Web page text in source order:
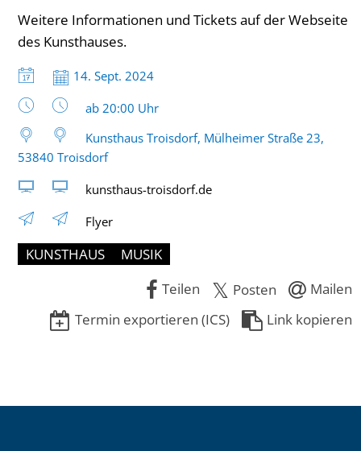
Weitere Informationen und Tickets auf der Webseite
des Kunsthauses.
Datum:
14. Sept. 2024
Uhrzeit:
ab 20:00 Uhr
Kunsthaus Troisdorf, Mülheimer Straße 23,
53840 Troisdorf
kunsthaus-troisdorf.de
Flyer
KUNSTHAUS
MUSIK
Teilen
Posten
Mailen
Termin exportieren (ICS)
Link kopieren